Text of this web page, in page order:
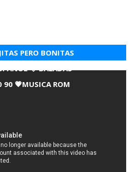
PERO BONITAS
💘 BALADAS
90 💗MUSICA ROM